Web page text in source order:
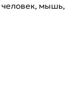
человек, мышь,